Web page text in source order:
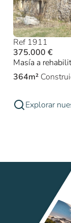
Ref 1911
375.000 €
Masía a
364m²
Explorar